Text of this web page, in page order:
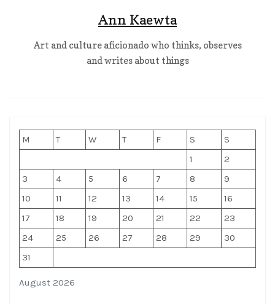
Ann Kaewta
Art and culture aficionado who thinks, observes
and writes about things
August 2026
M T W T F S
S
1
2
3
4 5 6 7 8
9
10
11 12 13 14 15
16
17
18 19 20 21 22
23
24
25 26 27 28 29
30
31